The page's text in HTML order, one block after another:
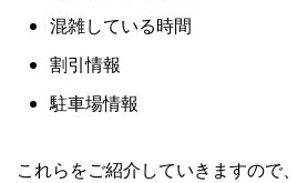
混雑している時間
割引情報
駐車場情報
これらをご紹介していきますので